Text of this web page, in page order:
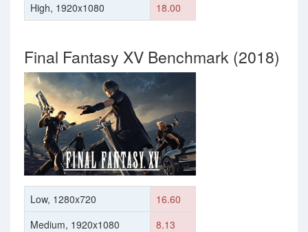
High, 1920x1080
18.00
Final Fantasy XV Benchmark (2018)
Low, 1280x720
16.60
Medium, 1920x1080
8.13